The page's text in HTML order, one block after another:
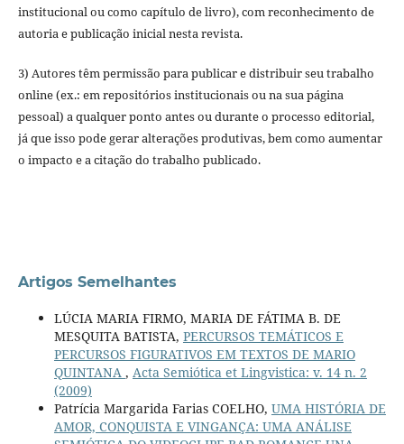
institucional ou como capítulo de livro), com reconhecimento de
autoria e publicação inicial nesta revista.
3) Autores têm permissão para publicar e distribuir seu trabalho
online (ex.: em repositórios institucionais ou na sua página
pessoal) a qualquer ponto antes ou durante o processo editorial,
já que isso pode gerar alterações produtivas, bem como aumentar
o impacto e a citação do trabalho publicado.
Artigos Semelhantes
LÚCIA MARIA FIRMO, MARIA DE FÁTIMA B. DE
MESQUITA BATISTA, PERCURSOS TEMÁTICOS E
PERCURSOS FIGURATIVOS EM TEXTOS DE MARIO
QUINTANA , Acta Semiótica et Lingvistica: v. 14 n. 2
(2009)
Patrícia Margarida Farias COELHO, UMA HISTÓRIA DE
AMOR, CONQUISTA E VINGANÇA: UMA ANÁLISE